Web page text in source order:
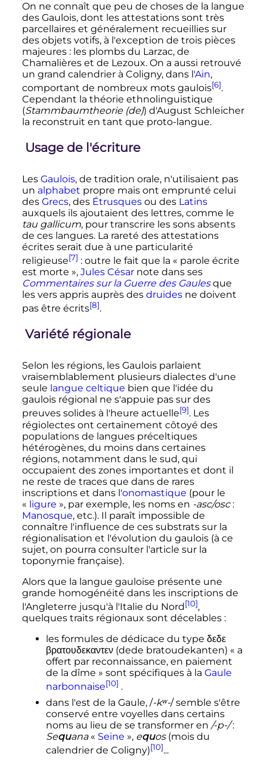
On ne connaît que peu de choses de la langue
des Gaulois, dont les attestations sont très
parcellaires et généralement recueillies sur
des objets votifs, à l'exception de trois pièces
majeures : les plombs du Larzac, de
Chamalières et de Lezoux. On a aussi retrouvé
un grand calendrier à Coligny, dans l'Ain,
comportant de nombreux mots gaulois[6].
Cependant la théorie ethnolinguistique
(Stammbaumtheorie (de)) d'August Schleicher
la reconstruit en tant que proto-langue.
Usage de l'écriture
Les Gaulois, de tradition orale, n'utilisaient pas
un alphabet propre mais ont emprunté celui
des Grecs, des Étrusquesou des Latins
auxquels ils ajoutaient des lettres, comme le
tau gallicum, pour transcrire les sons absents
de ces langues. La rareté des attestations
écrites serait due à une particularité
religieuse[7] : outre le fait que la « parole écrite
est morte », Jules Césarnote dans ses
Commentaires sur la Guerre des Gaulesque
les vers appris auprès des druidesne doivent
pas être écrits[8].
Variété régionale
Selon les régions, les Gaulois parlaient
vraisemblablement plusieurs dialectes d'une
seule langue celtique bien que l'idée du
gaulois régional ne s'appuie pas sur des
preuves solides à l'heure actuelle[9]. Les
régiolectes ont certainement côtoyé des
populations de langues préceltiques
hétérogènes, du moins dans certaines
régions, notamment dans le sud, qui
occupaient des zones importantes et dont il
ne reste de traces que dans de rares
inscriptions et dans l'onomastique (pour le
« ligure », par exemple, les noms en -asc/osc :
Manosque, etc.). Il paraît impossible de
connaître l'influence de ces substrats sur la
régionalisation et l'évolution du gaulois (à ce
sujet, on pourra consulter l'article sur la
toponymie française).
Alors que la langue gauloise présente une
grande homogénéité dans les inscriptions de
l'Angleterre jusqu'à l'Italie du Nord[10],
quelques traits régionaux sont décelables :
les formules de dédicace du type δεδε
βρατουδεκαντεν (dede bratoudekanten) « a
offert par reconnaissance, en paiement
de la dîme » sont spécifiques à la Gaule
narbonnaise[10] .
dans l'est de la Gaule, /-kʷ-/ semble s'être
conservé entre voyelles dans certains
noms au lieu de se transformer en /-p-/ :
Sequana« Seine », equos(mois du
calendrier de Coligny)[10]...